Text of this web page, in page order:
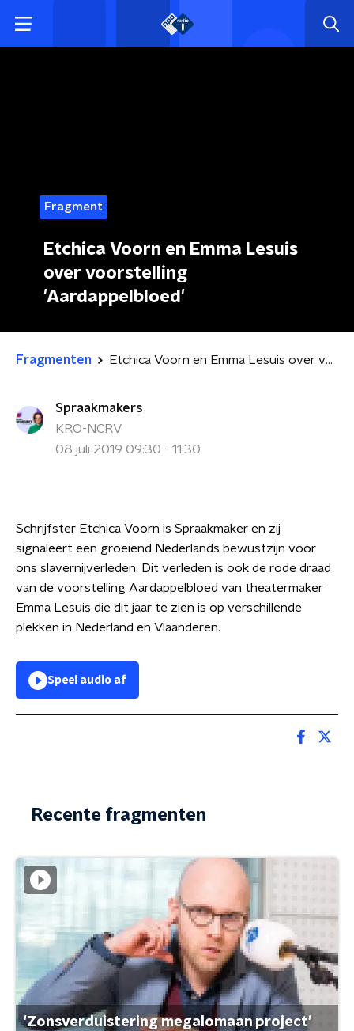
Fragment
Etchica Voorn en Emma Lesuis
over voorstelling
'Aardappelbloed'
Fragmenten Etchica Voorn en Emma Lesuis over voorstelling 'Aardappelbloed'
Spraakmakers
KRO-NCRV
08 juli 2019 09:30 - 11:30
Schrijfster Etchica Voorn is Spraakmaker en zij
signaleert een groeiend Nederlands bewustzijn voor
ons slavernijverleden. Dit verleden is ook de rode draad
van de voorstelling Aardappelbloed van theatermaker
Emma Lesuis die dit jaar te zien is op verschillende
plekken in Nederland en Vlaanderen.
Speel audio af
Recente fragmenten
'Zonsverduistering megalomaan project'